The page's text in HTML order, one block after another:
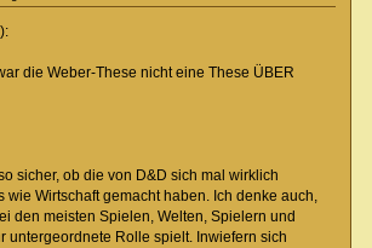
die Weber-These nicht eine These ÜBER
sicher, ob die von D&D sich mal wirklich
wie Wirtschaft gemacht haben. Ich denke auch,
den meisten Spielen, Welten, Spielern und
untergeordnete Rolle spielt. Inwiefern sich